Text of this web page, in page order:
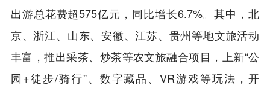
出游总花费超575亿元，同比增长6.7%。其中，北
京、浙江、山东、安徽、江苏、贵州等地文旅活动
丰富，推出采茶、炒茶等农文旅融合项目，上新“公
园+徒步/骑行”、数字藏品、VR游戏等玩法，开